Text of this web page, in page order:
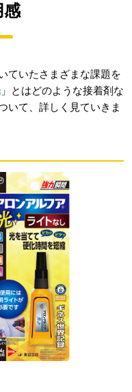
感
ていたさまざまな課題を
」とはどのような接着剤な
いて、詳しく見ていきま